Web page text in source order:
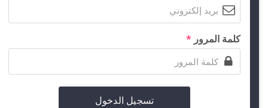
كلمة المرور *
تسجيل الدخول